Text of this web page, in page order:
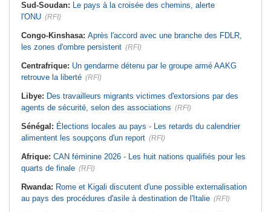
Sud-Soudan: Le pays à la croisée des chemins, alerte
l'ONU (RFI)
Congo-Kinshasa: Après l'accord avec une branche des FDLR,
les zones d'ombre persistent (RFI)
Centrafrique: Un gendarme détenu par le groupe armé AAKG
retrouve la liberté (RFI)
Libye: Des travailleurs migrants victimes d'extorsions par des
agents de sécurité, selon des associations (RFI)
Sénégal: Élections locales au pays - Les retards du calendrier
alimentent les soupçons d'un report (RFI)
Afrique: CAN féminine 2026 - Les huit nations qualifiés pour les
quarts de finale (RFI)
Rwanda: Rome et Kigali discutent d'une possible externalisation
au pays des procédures d'asile à destination de l'Italie (RFI)